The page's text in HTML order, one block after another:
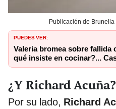
Publicación de
PUEDES VER:
Valeria bromea sobre fallida
qué insiste en cocinar?...
¿Y Richard Acuña?
Por su lado, Richard